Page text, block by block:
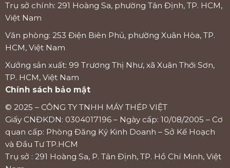
Trụ sở chính: 291 Hoàng Sa, phường Tân Định, TP. HCM,
Việt Nam
Văn phòng: 253 Điện Biên Phủ, phường Xuân Hòa, TP.
HCM, Việt Nam
Xưởng sản xuất: 99 Trương Thị Như, xã Xuân Thới Sơn,
TP. HCM, Việt Nam
Chính sách bảo mật
© 2025 – CÔNG TY TNHH MÁY THÉP VIỆT
Giấy CNĐKDN: 0304017196 – Ngày cấp: 10/08/2005 – Cơ
quan cấp: Phòng Đăng Ký Kinh Doanh – Sở Kế Hoạch
và Đầu Tư TP.HCM
Trụ sở : 291 Hoàng Sa, P. Tân Định, TP. Hồ Chí Minh, Việt